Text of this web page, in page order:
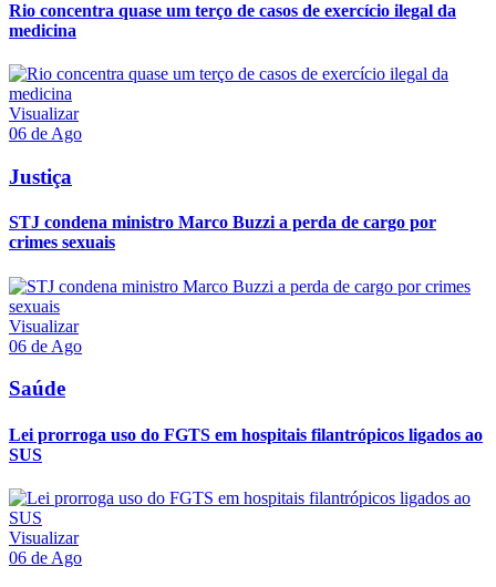
Rio concentra quase um terço de casos de exercício ilegal da
medicina
Visualizar
06 de Ago
Justiça
STJ condena ministro Marco Buzzi a perda de cargo por
crimes sexuais
Visualizar
06 de Ago
Saúde
Lei prorroga uso do FGTS em hospitais filantrópicos ligados ao
SUS
Visualizar
06 de Ago